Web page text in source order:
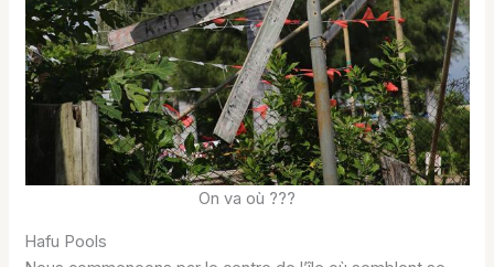
On va où ???
Hafu Pools